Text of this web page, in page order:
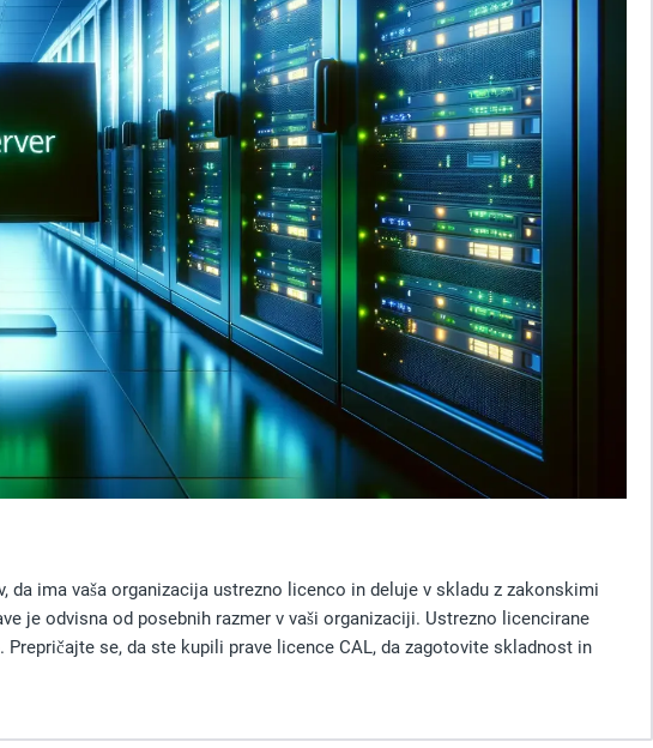
da ima vaša organizacija ustrezno licenco in deluje v skladu z zakonskimi
je odvisna od posebnih razmer v vaši organizaciji. Ustrezno licencirane
se, da ste kupili prave licence CAL, da zagotovite skladnost in